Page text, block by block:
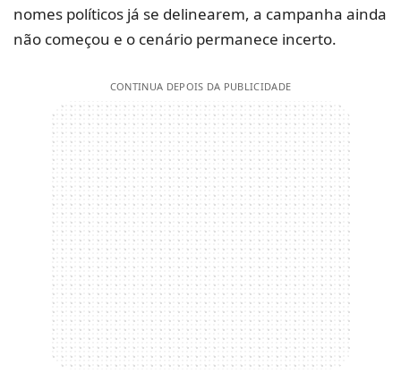
nomes políticos já se delinearem, a campanha ainda
não começou e o cenário permanece incerto.
CONTINUA DEPOIS DA PUBLICIDADE